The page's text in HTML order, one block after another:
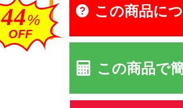
44%
OFF
この商品に
この商品で